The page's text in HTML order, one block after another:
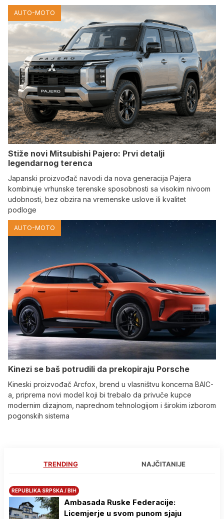
AUTO-MOTO
Stiže novi Mitsubishi Pajero: Prvi detalji
legendarnog terenca
Japanski proizvođač navodi da nova generacija Pajera
kombinuje vrhunske terenske sposobnosti sa visokim nivoom
udobnosti, bez obzira na vremenske uslove ili kvalitet
podloge
AUTO-MOTO
Kinezi se baš potrudili da prekopiraju Porsche
Kineski proizvođač Arcfox, brend u vlasništvu koncerna BAIC-
a, priprema novi model koji bi trebalo da privuče kupce
modernim dizajnom, naprednom tehnologijom i širokim izborom
pogonskih sistema
TRENDING NAJČITANIJE
REPUBLIKA SRPSKA / BIH
Ambasada Ruske Federacije:
Licemjerje u svom punom sjaju